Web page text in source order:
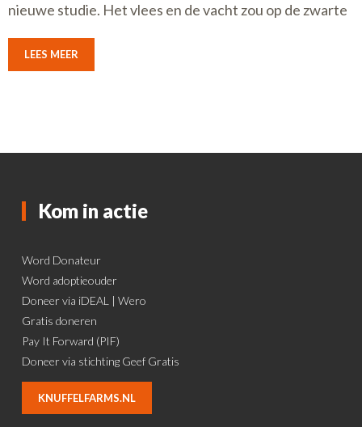
nieuwe studie. Het vlees en de vacht zou op de zwarte
LEES MEER
Kom in actie
Word Donateur
Word adoptieouder
Doneer via iDEAL | Wero
Gratis doneren
Pay It Forward (PIF)
Doneer via stichting Geef Gratis
KNUFFELFARMS.NL